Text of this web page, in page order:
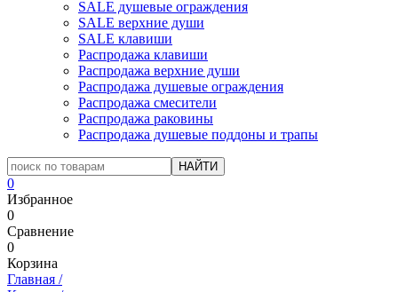
SALE душевые ограждения
SALE верхние души
SALE клавиши
Распродажа клавиши
Распродажа верхние души
Распродажа душевые ограждения
Распродажа смесители
Распродажа раковины
Распродажа душевые поддоны и трапы
0
Избранное
0
Сравнение
0
Корзина
Главная /